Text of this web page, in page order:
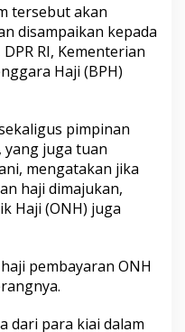
tersebut akan
disampaikan kepada
RI, Kementerian
Haji (BPH)
pimpinan
yang juga tuan
mengatakan jika
haji dimajukan,
Haji (ONH) juga
pembayaran ONH
dari para kiai dalam